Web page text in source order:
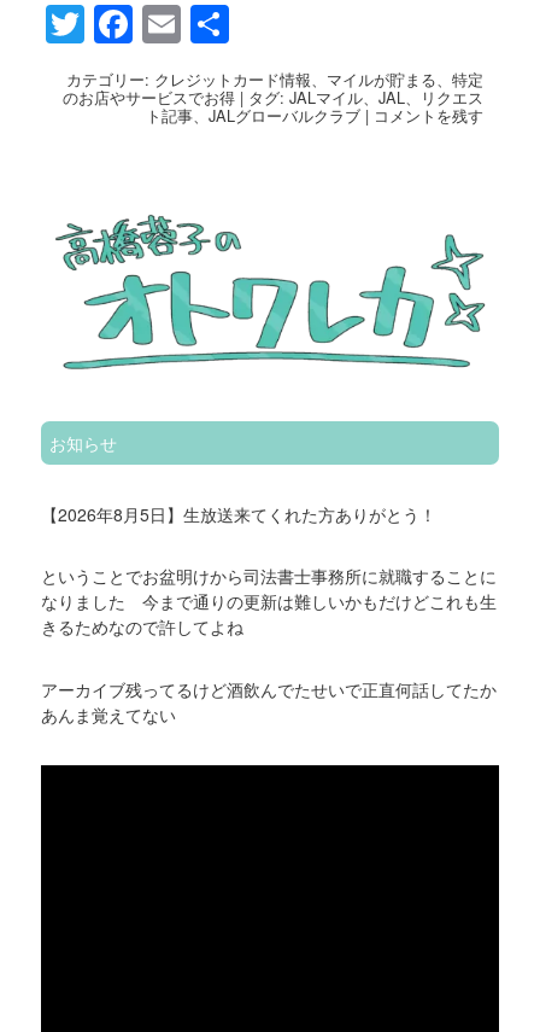
Twitter
Facebook
Email
有
カテゴリー: クレジットカード情報、 マイルが貯まる、特定
のお店やサービスでお得 | タグ: JALマイル、JAL、 リクエス
ト記事、JALグローバルクラブ | コメントを残す
お知らせ
【2026年8月5日】生放送来てくれた方ありがとう！
ということでお盆明けから司法書士事務所に就職することに
なりました 今まで通りの更新は難しいかもだけどこれも生
きるためなので許してよね
アーカイブ残ってるけど酒飲んでたせいで正直何話してたか
あんま覚えてない